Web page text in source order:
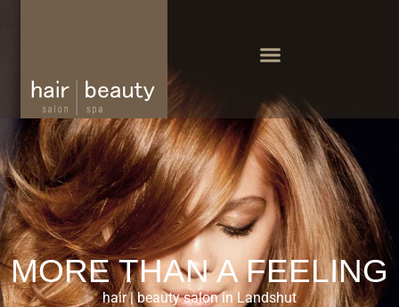
MORE THAN A FEELING
hair | beauty salon in Landshut